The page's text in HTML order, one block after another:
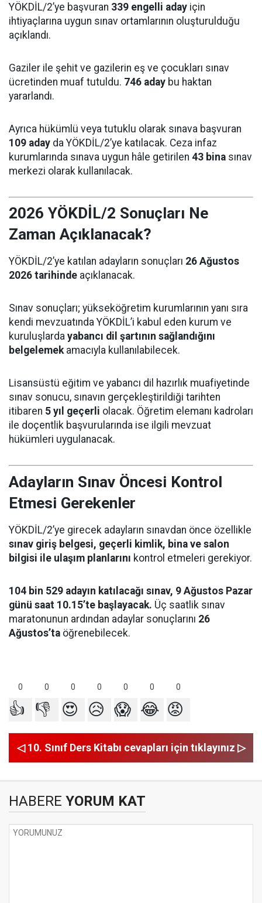
YÖKDİL/2’ye başvuran 339 engelli aday için
ihtiyaçlarına uygun sınav ortamlarının oluşturulduğu
açıklandı.
Gaziler ile şehit ve gazilerin eş ve çocukları sınav
ücretinden muaf tutuldu. 746 aday bu haktan
yararlandı.
Ayrıca hükümlü veya tutuklu olarak sınava başvuran
109 aday da YÖKDİL/2’ye katılacak. Ceza infaz
kurumlarında sınava uygun hâle getirilen 43 bina sınav
merkezi olarak kullanılacak.
2026 YÖKDİL/2 Sonuçları Ne
Zaman Açıklanacak?
YÖKDİL/2’ye katılan adayların sonuçları 26 Ağustos
2026 tarihinde açıklanacak.
Sınav sonuçları; yükseköğretim kurumlarının yanı sıra
kendi mevzuatında YÖKDİL’i kabul eden kurum ve
kuruluşlarda yabancı dil şartının sağlandığını
belgelemekamacıyla kullanılabilecek.
Lisansüstü eğitim ve yabancı dil hazırlık muafiyetinde
sınav sonucu, sınavın gerçekleştirildiği tarihten
itibaren 5 yıl geçerli olacak. Öğretim elemanı kadroları
ile doçentlik başvurularında ise ilgili mevzuat
hükümleri uygulanacak.
Adayların Sınav Öncesi Kontrol
Etmesi Gerekenler
YÖKDİL/2’ye girecek adayların sınavdan önce özellikle
sınav giriş belgesi, geçerli kimlik, bina ve salon
bilgisi ile ulaşım planlarını kontrol etmeleri gerekiyor.
104 bin 529 adayın katılacağı sınav, 9 Ağustos Pazar
günü saat 10.15’te başlayacak. Üç saatlik sınav
maratonunun ardından adaylar sonuçlarını 26
Ağustos’ta öğrenebilecek.
0 0 0 0 0 0 0
👍 👎 😍 😥 😱 😂 😡
◁ 10. Sınıf Ders Kitabı cevapları için tıklayınız ▷
HABERE YORUM KAT